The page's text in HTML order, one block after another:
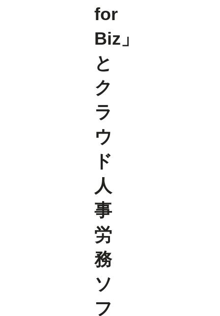
for
Biz」
と
ク
ラ
ウ
ド
人
事
労
務
ソ
フ